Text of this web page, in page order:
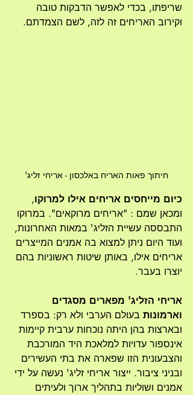
שריפתו, בכדי לאפשר הדבקות טובה
וקירוב האריחים זה לזה, לשם הצמדתם.
חיתוך פאות האריח באלכסון - אריחי זליג'
כיום מייחסים אריחים אילו למרוקו,
ומכאן שמם : "אריחים מרוקאים". במרוקו
התבססה עשיית הזליג' במאות האחרונות,
ועוד היום ניתן למצוא בה אמנים המייצרים
אריחים אילו, באותן שיטות ראשוניות בהם
יוצרו בעבר.
אריחי הזליג' מפארים מסגדים
וארמונות בעולם הערבי ולא רק: בספרד
ובארצות בהן היתה נוכחות ערבית קיימות
אינספור עדויות למלאכת היד המורכבת
והצבעונית הזו שפארה את בתי העשירים
ובניני ציבור. ייצור אריחי זליג' נעשה על ידי
אמנים ושוליות בתהליך ארוך ולעיתים